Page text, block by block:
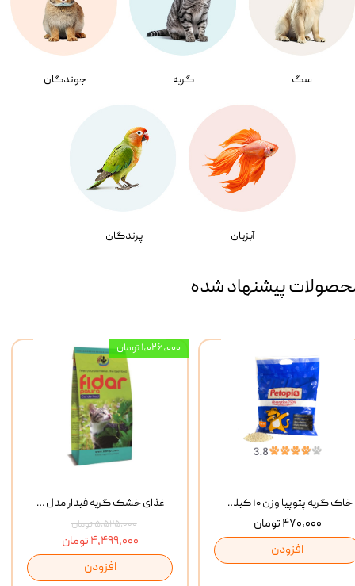
سگ گربه جوندگان
آبزیان پرندگان
پیشنهاد شده
غذای خشک گربه فیدار مدل Adult وزن 10 کیلوگرم
۵,۵۲۵,۰۰۰ تومان
۴,۴۹۹,۰۰۰ تومان
افزودن
۱,۰۲۶,۰۰۰ تومان
خاک گربه پتوپیا وزن ۱۰ کیلوگرم
۴۷۰,۰۰۰ تومان
افزودن